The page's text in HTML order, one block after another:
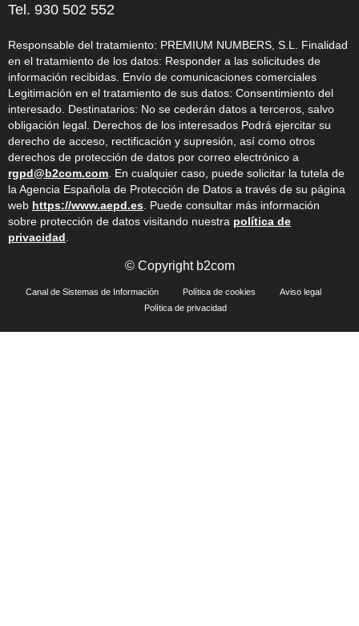
Tel. 930 502 552
Responsable del tratamiento: PREMIUM NUMBERS, S.L. Finalidad
en el tratamiento de los datos: Responder a las solicitudes de
información recibidas. Envío de comunicaciones comerciales
Legitimación en el tratamiento de sus datos: Consentimiento del
interesado. Destinatarios: No se cederán datos a terceros, salvo
obligación legal. Derechos de los interesados Podrá ejercitar su
derecho de acceso, rectificación y supresión, así como otros
derechos de protección de datos por correo electrónico a
rgpd@b2com.com . En cualquier caso, puede solicitar la tutela de
la Agencia Española de Protección de Datos a través de su página
web https://www.aepd.es . Puede consultar más información
sobre protección de datos visitando nuestra política de
privacidad
© Copyright b2com
Canal de Sistemas de Información Política de cookies
Aviso legal
Política de privacidad